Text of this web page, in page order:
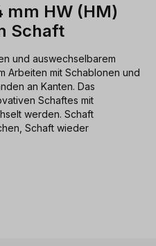
mm HW (HM)
Schaft
und auswechselbarem
Arbeiten mit Schablonen und
an Kanten. Das
Schaftes mit
werden. Schaft
Schaft wieder